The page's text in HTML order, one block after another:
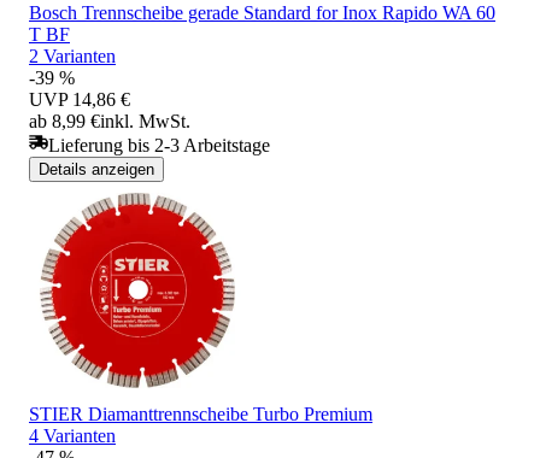
Bosch Trennscheibe gerade Standard for Inox Rapido WA 60
T BF
2 Varianten
-39 %
UVP 14,86 €
ab 8,99 €inkl. MwSt.
Lieferung bis 2-3 Arbeitstage
Details anzeigen
STIER Diamanttrennscheibe Turbo Premium
4 Varianten